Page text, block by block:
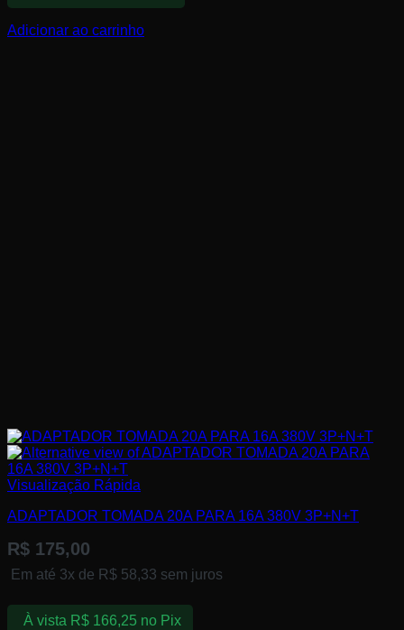
Adicionar ao carrinho
Visualização Rápida
ADAPTADOR TOMADA 20A PARA 16A 380V 3P+N+T
R$ 175,00
Em até 3x de R$ 58,33 sem juros
À vista R$166,25 no Pix